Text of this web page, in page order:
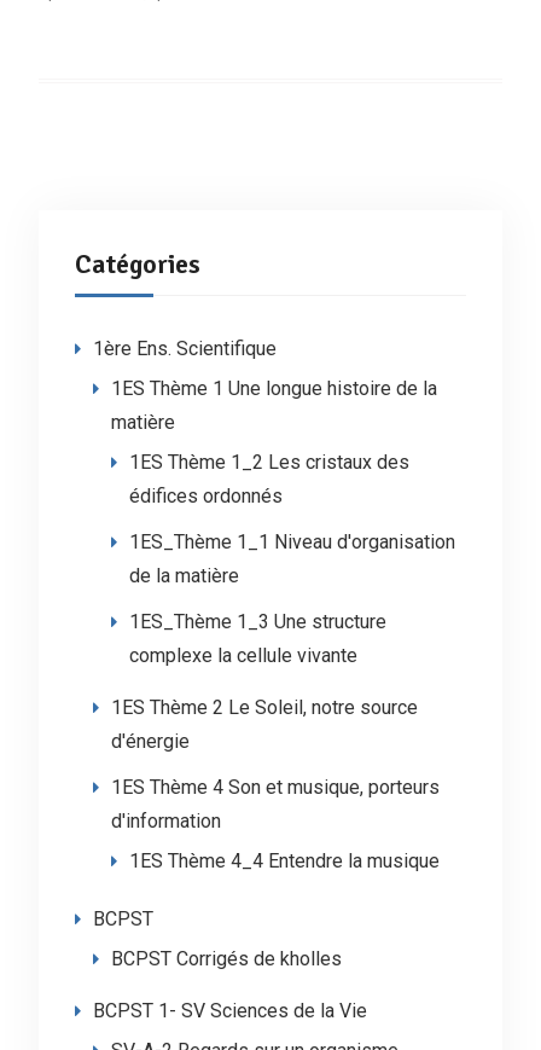
Catégories
1ère Ens. Scientifique
1ES Thème 1 Une longue histoire de la
matière
1ES Thème 1_2 Les cristaux des
édifices ordonnés
1ES_Thème 1_1 Niveau d'organisation
de la matière
1ES_Thème 1_3 Une structure
complexe la cellule vivante
1ES Thème 2 Le Soleil, notre source
d'énergie
1ES Thème 4 Son et musique, porteurs
d'information
1ES Thème 4_4 Entendre la musique
BCPST
BCPST Corrigés de kholles
BCPST 1- SV Sciences de la Vie